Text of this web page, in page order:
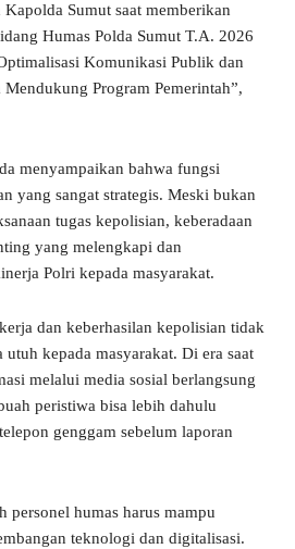
Sumut saat memberikan
Humas Polda Sumut T.A. 2026
Komunikasi Publik dan
Program Pemerintah”,
menyampaikan bahwa fungsi
yang sangat strategis. Meski bukan
tugas kepolisian, keberadaan
yang melengkapi dan
Polri kepada masyarakat.
dan keberhasilan kepolisian tidak
utuh kepada masyarakat. Di era saat
melalui media sosial berlangsung
peristiwa bisa lebih dahulu
genggam sebelum laporan
personel humas harus mampu
teknologi dan digitalisasi.